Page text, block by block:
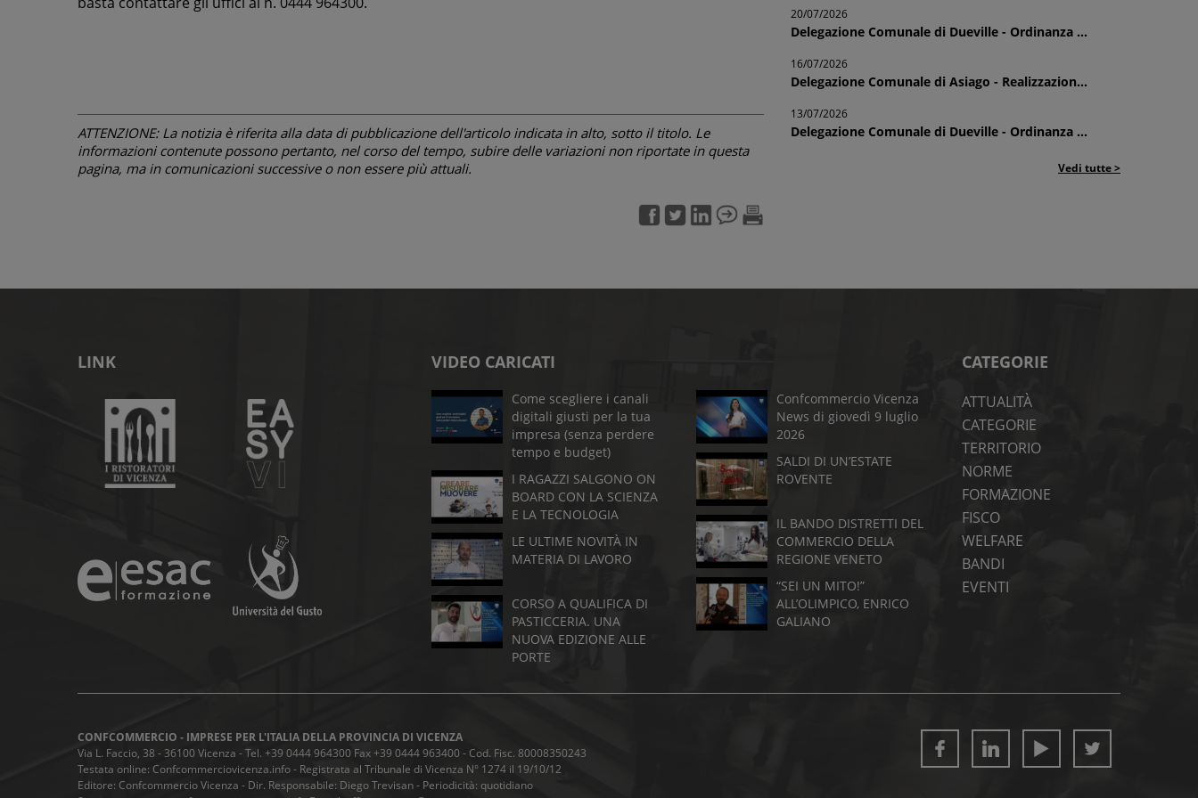
ATTENZIONE: La notizia è riferita alla data di pubblicazione dell'articolo indicata in alto, sotto il titolo. Le
informazioni contenute possono pertanto, nel corso del tempo, subire delle variazioni non riportate in questa
pagina, ma in comunicazioni successive o non essere più attuali.
20/07/2026
Delegazione Comunale di Dueville - Ordinanza ...
16/07/2026
Delegazione Comunale di Asiago - Realizzazion...
13/07/2026
Delegazione Comunale di Dueville - Ordinanza ...
Vedi tutte >
LINK CATEGORIE
ATTUALITÀ
CATEGORIE
TERRITORIO
NORME
FORMAZIONE
FISCO
WELFARE
BANDI
EVENTI
VIDEO CARICATI
Come scegliere i canali
digitali giusti per la tua
impresa (senza perdere
tempo e budget)
I RAGAZZI SALGONO ON
BOARD CON LA SCIENZA
E LA TECNOLOGIA
LE ULTIME NOVITÀ IN
MATERIA DI LAVORO
CORSO A QUALIFICA DI
PASTICCERIA. UNA
NUOVA EDIZIONE ALLE
PORTE
Confcommercio Vicenza
News di giovedì 9 luglio
2026
SALDI DI UN’ESTATE
ROVENTE
IL BANDO DISTRETTI DEL
COMMERCIO DELLA
REGIONE VENETO
“SEI UN MITO!”
ALL’OLIMPICO, ENRICO
GALIANO
CONFCOMMERCIO - IMPRESE PER L'ITALIA DELLA PROVINCIA DI VICENZA
Via L. Faccio, 38 - 36100 Vicenza - Tel. +39 0444 964300 Fax +39 0444 963400 - Cod. Fisc. 80008350243
Testata online: Confcommerciovicenza.info - Registrata al Tribunale di Vicenza N° 1274 il 19/10/12
Editore: Confcommercio Vicenza - Dir. Responsabile: Diego Trevisan - Periodicità: quotidiano